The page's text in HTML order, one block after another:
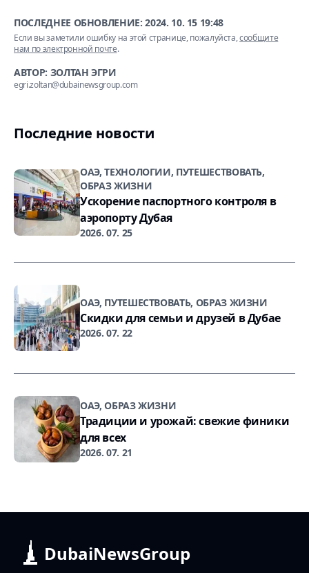
ПОСЛЕДНЕЕ ОБНОВЛЕНИЕ:2024. 10. 15 19:48
Если вы заметили ошибку на этой странице, пожалуйста,сообщите
нам по электронной почте.
АВТОР: ЗОЛТАН ЭГРИ
egri.zoltan@dubainewsgroup.com
Последние новости
ОАЭ, ТЕХНОЛОГИИ, ПУТЕШЕСТВОВАТЬ,
ОБРАЗ ЖИЗНИ
Ускорение паспортного контроля в
аэропорту Дубая
2026. 07. 25
ОАЭ, ПУТЕШЕСТВОВАТЬ, ОБРАЗ ЖИЗНИ
Скидки для семьи и друзей в Дубае
2026. 07. 22
ОАЭ, ОБРАЗ ЖИЗНИ
Традиции и урожай: свежие финики
для всех
2026. 07. 21
DubaiNewsGroup